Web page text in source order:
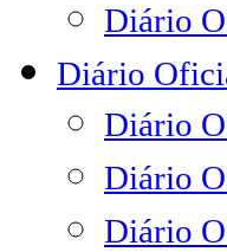
Diário
Diário
Diário
Diário
Diário